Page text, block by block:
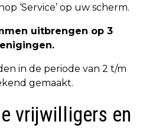
‘Service’ op uw scherm.
uitbrengen op 3
in de periode van 2 t/m
gemaakt.
vrijwilligers en